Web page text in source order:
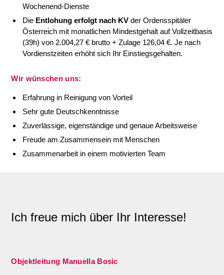
Wochenend-Dienste
Die Entlohung erfolgt nach KV der Ordensspitäler
Österreich mit monatlichen Mindestgehalt auf Vollzeitbasis
(39h) von 2.004,27 € brutto + Zulage 126,04 €. Je nach
Vordienstzeiten erhöht sich Ihr Einstiegsgehalten.
Wir wünschen uns:
Erfahrung in Reinigung von Vorteil
Sehr gute Deutschkenntnisse
Zuverlässige, eigenständige und genaue Arbeitsweise
Freude am Zusammensein mit Menschen
Zusammenarbeit in einem motivierten Team
Ich freue mich über Ihr Interesse!
Objektleitung Manuella Bosic